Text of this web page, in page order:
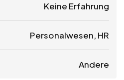
Keine Erfahrung
Personalwesen, HR
Andere